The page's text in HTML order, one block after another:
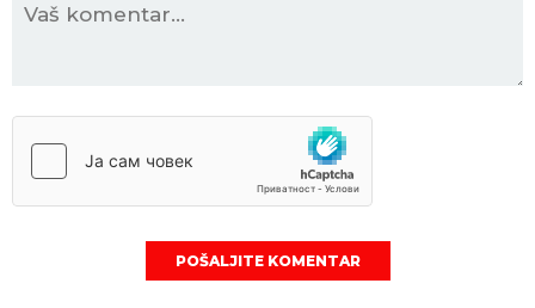
POŠALJITE KOMENTAR